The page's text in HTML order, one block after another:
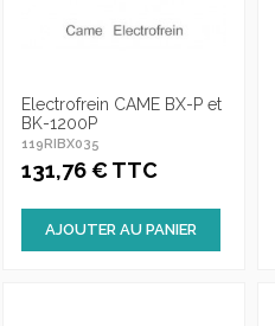
Electrofrein CAME BX-P et
BK-1200P
119RIBX035
131,76 € TTC
AJOUTER AU PANIER